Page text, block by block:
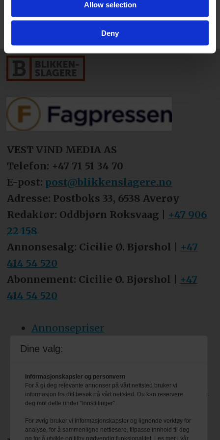
Allow selection
Deny
VEST VIND MEDIA AS
Telefon: +47 71 51 34 70
E-post: post@blikkenslagere.no
Adresse: Postboks 33, 6538 Averøy
Redaktør: Oddbjørn Roksvaag | +47 906
22 158
Annonsesalg: Cicilie Ø. Bjørshol | +47
414 54 520
Abonnement: Cicilie Ø. Bjørshol | +47
414 54 520
Annonsepriser
Tips oss
Besøk også bransjeforreningen VBL
sine egne nettsider: www.vbl.no
Dine valg:
Informasjonskapsler og personvern
For å gi deg relevante annonser på vårt nettsted bruker vi
informasjon fra ditt besøk på vårt nettsted. Du kan reservere
deg mot dette under "Innstillinger".
For øvrig bruker vi informasjonskapsler og lignende verktøy for
analyse, for å sammenligne nettlesere, tilpasse innhold til deg
og for å utvikle og tilby nødvendig funksjonalitet. Les mer i vår